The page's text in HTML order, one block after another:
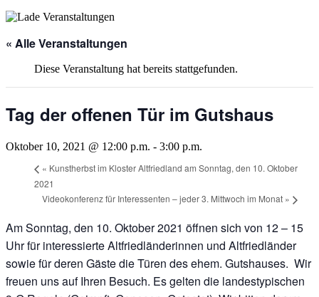
« Alle Veranstaltungen
Diese Veranstaltung hat bereits stattgefunden.
Tag der offenen Tür im Gutshaus
Oktober 10, 2021 @ 12:00 p.m. - 3:00 p.m.
« Kunstherbst im Kloster Altfriedland am Sonntag, den 10. Oktober
2021
Videokonferenz für Interessenten – jeder 3. Mittwoch im Monat »
Am Sonntag, den 10. Oktober 2021 öffnen sich von 12 – 15
Uhr für interessierte Altfriedländerinnen und Altfriedländer
sowie für deren Gäste die Türen des ehem. Gutshauses. Wir
freuen uns auf Ihren Besuch. Es gelten die landestypischen